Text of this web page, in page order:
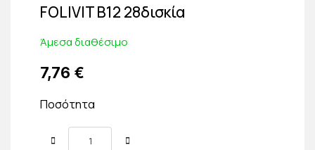
FOLIVIT B12 28δισκία
Άμεσα διαθέσιμο
7,76 €
Ποσότητα